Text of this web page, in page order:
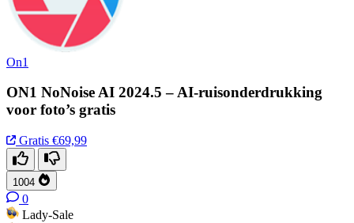
On1
ON1 NoNoise AI 2024.5 – AI-ruisonderdrukking
voor foto’s gratis
Gratis €69,99
1004
0
Lady-Sale